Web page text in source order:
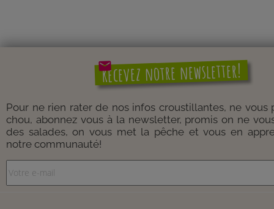
mail
Recevez notre newsletter!
Pour ne rien rater de nos infos croustillantes, ne vous
chou, abonnez vous à la newsletter, promis on ne
des salades, on vous met la pêche et vous en
notre communauté!